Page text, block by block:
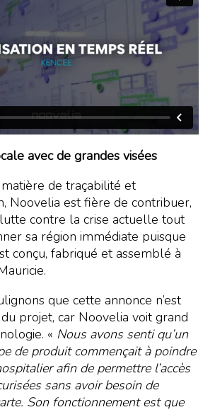
avec de grandes visées
de traçabilité et
Noovelia est fière de contribuer,
contre la crise actuelle tout
sa région immédiate puisque
conçu, fabriqué et assemblé à
que cette annonce n’est
projet, car Noovelia voit grand
« Nous avons senti qu’un
de produit commençait à poindre
afin de permettre l’accès
sans avoir besoin de
Son fonctionnement est que